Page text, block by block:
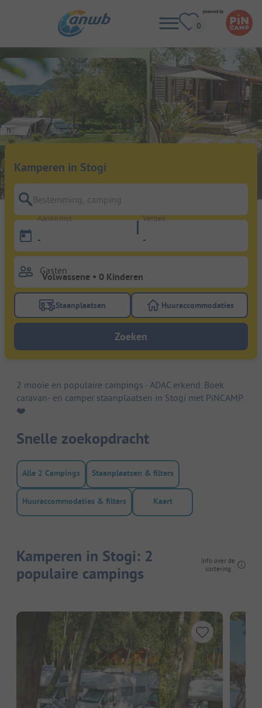
Kamperen in Stogi
Bestemming, camping
Aankomst
-
Vertrek
-
Gasten
Gebruik de filterknop staanplaatsen om te zoeken
Staanplaatsen Gebruik de
Huuraccommodaties
Zoeken
2 mooie en populaire campings - ADAC erkend. Boek
caravan- en camper staanplaatsen in Stogi met PiNCAMP.
❤️️
Snelle zoekopdracht
Alle 2 Campings Staanplaatsen & filters
Huuraccommodaties & filters Kaart
Kamperen in Stogi: 2
populaire campings
Info over de
sortering